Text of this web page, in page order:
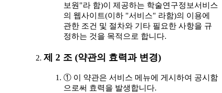
보원"라 함)이 제공하는 학술연구정보서비스
의 웹사이트(이하 "서비스" 라함)의 이용에
관한 조건 및 절차와 기타 필요한 사항을 규
정하는 것을 목적으로 합니다.
제 2 조 (약관의 효력과 변경)
① 이 약관은 서비스 메뉴에 게시하여 공시함
으로써 효력을 발생합니다.